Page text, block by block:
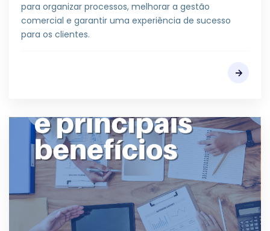
para organizar processos, melhorar a gestão
comercial e garantir uma experiência de sucesso
para os clientes.